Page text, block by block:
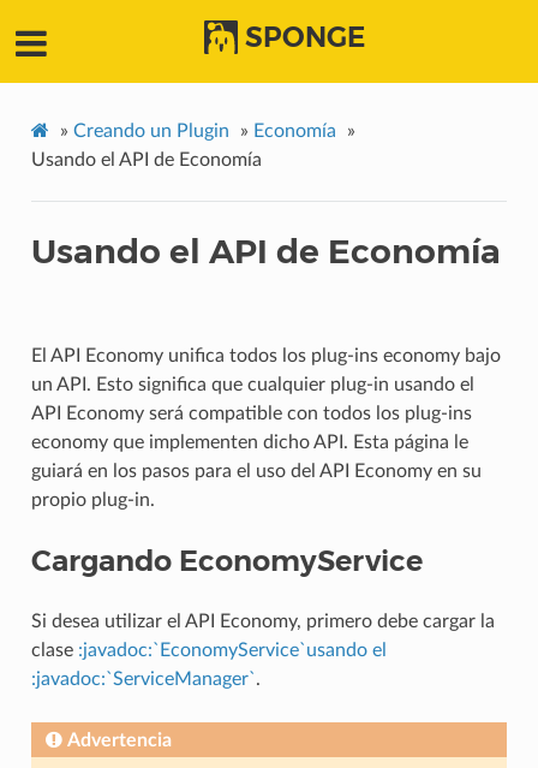
SPONGE
» Creando un Plugin » Economía
»
Usando el API de Economía
Usando el API de Economía
El API Economy unifica todos los plug-ins economy bajo
un API. Esto significa que cualquier plug-in usando el
API Economy será compatible con todos los plug-ins
economy que implementen dicho API. Esta página le
guiará en los pasos para el uso del API Economy en su
propio plug-in.
Cargando EconomyService
Si desea utilizar el API Economy, primero debe cargar la
clase :javadoc:`EconomyService`usando el
:javadoc:`ServiceManager`.
Advertencia